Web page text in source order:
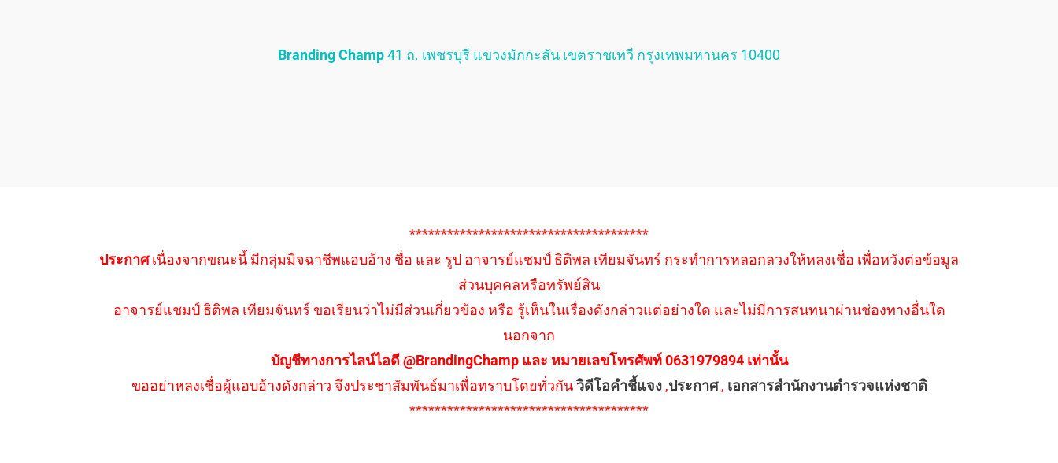
Branding Champ41 ถ. เพชรบุรี แขวงมักกะสัน เขตราชเทวี กรุงเทพมหานคร 10400
**************************************
ประกาศเนื่องจากขณะนี้ มีกลุ่มมิจฉาชีพแอบอ้าง ชื่อ และ รูป อาจารย์แชมป์ ธิติพล เทียมจันทร์ กระทำการหลอกลวงให้หลงเชื่อ เพื่อหวังต่อข้อมูล
ส่วนบุคคลหรือทรัพย์สิน
อาจารย์แชมป์ ธิติพล เทียมจันทร์ ขอเรียนว่าไม่มีส่วนเกี่ยวข้อง หรือ รู้เห็นในเรื่องดังกล่าวแต่อย่างใด และไม่มีการสนทนาผ่านช่องทางอื่นใด
นอกจาก
บัญชีทางการไลน์ไอดี @BrandingChamp และ หมายเลขโทรศัพท์ 0631979894 เท่านั้น
ขออย่าหลงเชื่อผู้แอบอ้างดังกล่าว จึงประชาสัมพันธ์มาเพื่อทราบโดยทั่วกันวิดีโอคำชี้แจง,ประกาศ, เอกสารสำนักงานตำรวจแห่งชาติ
**************************************